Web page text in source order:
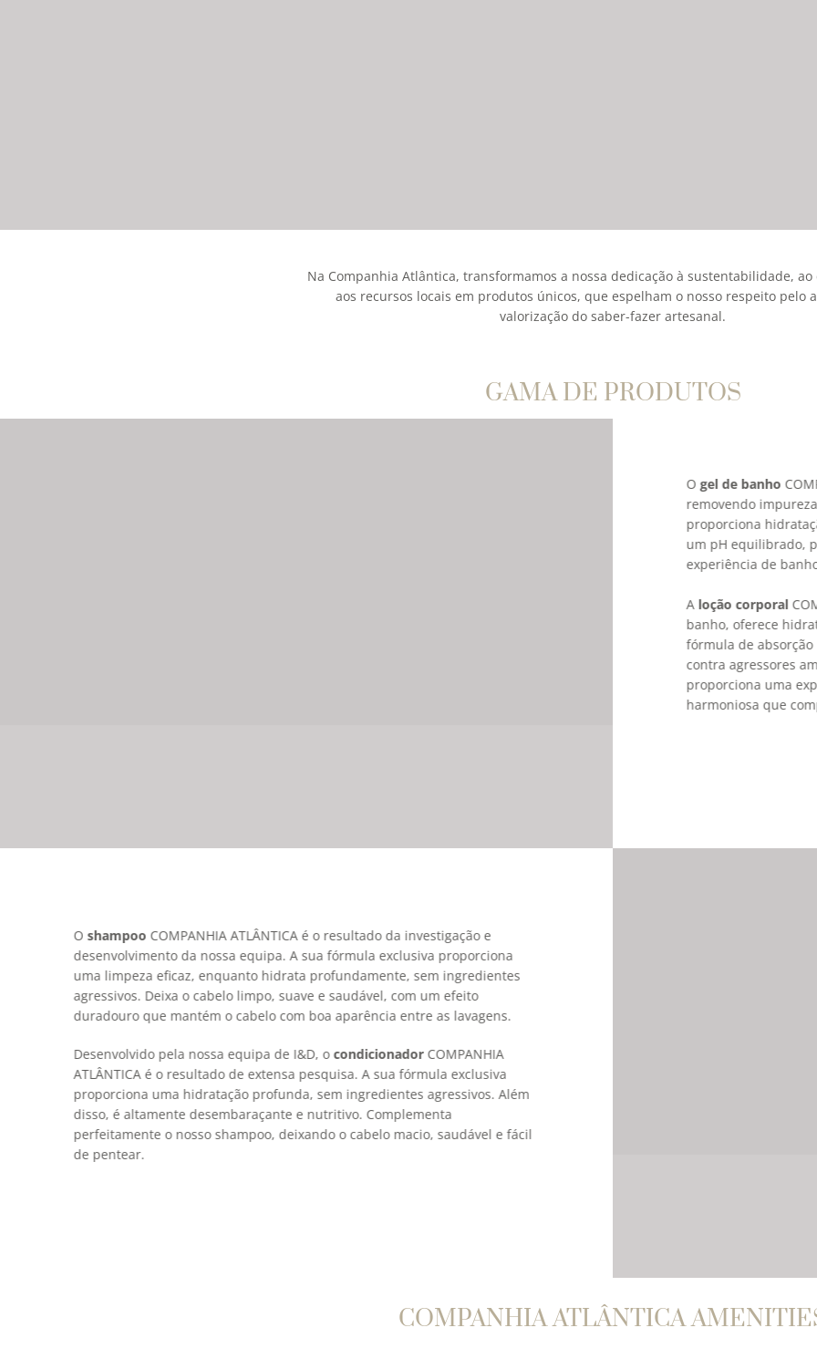
Na Companhia Atlântica, transformamos a nossa dedicação à sustentabilidade,
aos recursos locais em produtos únicos, que espelham o nosso respeito pelo
valorização do saber-fazer artesanal.
GAMA DE PRODUTOS
O gel de banho
removendo
proporciona
um pH equilibrado,
experiência de
A loção corporal
banho, oferece
fórmula de
contra agressores
proporciona uma
harmoniosa que
O shampoo COMPANHIA ATLÂNTICA é o resultado da investigação e
desenvolvimento da nossa equipa. A sua fórmula exclusiva proporciona
uma limpeza eficaz, enquanto hidrata profundamente, sem ingredientes
agressivos. Deixa o cabelo limpo, suave e saudável, com um efeito
duradouro que mantém o cabelo com boa aparência entre as lavagens.
Desenvolvido pela nossa equipa de I&D, o condicionadorCOMPANHIA
ATLÂNTICA é o resultado de extensa pesquisa. A sua fórmula exclusiva
proporciona uma hidratação profunda, sem ingredientes agressivos. Além
disso, é altamente desembaraçante e nutritivo. Complementa
perfeitamente o nosso shampoo, deixando o cabelo macio, saudável e fácil
de pentear.
COMPANHIA ATLÂNTICA